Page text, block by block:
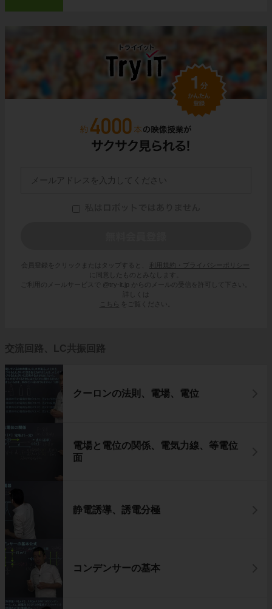
会員登録をクリックまたはタップすると、
利用規約・プライバシーポリシー
に同意したものとみなします。
ご利用のメールサービスで @try-it.jp からのメールの受信を許可して下さい。
詳しくは
こちら
をご覧ください。
交流回路、LC共振回路
クーロンの法則、電場、電位
電場と電位の関係、電気力線、等電位
面
静電誘導、誘電分極
コンデンサーの基本